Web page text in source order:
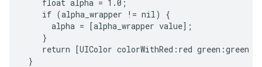
    float alpha = 1.0;
    if (alpha_wrapper != nil) {
      alpha = [alpha_wrapper value];
    }
return [UIColor colorWithRed:red green:green
}